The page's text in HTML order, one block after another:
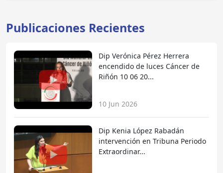
Publicaciones Recientes
Dip Verónica Pérez Herrera
encendido de luces Cáncer de
Riñón 10 06 20...
10 Jun 2026
Dip Kenia López Rabadán
intervención en Tribuna Periodo
Extraordinar...